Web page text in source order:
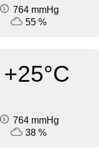
764 mmHg
55 %
+25°C
764 mmHg
38 %